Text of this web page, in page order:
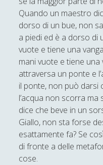
Quando un maestro
dorso di un bue, non
a piedi ed è a dorso di
vuote e tiene una
mani vuote e tiene una
attraversa un ponte e
il ponte, non può darsi
l’acqua non scorra ma
dice che beve in un
Giallo, non sta forse
esattamente fa? Se
di fronte a delle
cose.